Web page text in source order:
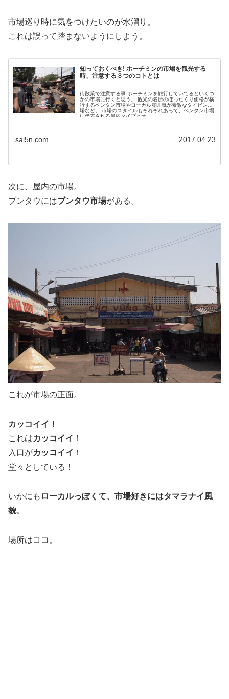
市場巡り時に気をつけたいのが水溜り。
これは誤って踏まないようにしよう。
知っておくべき! ホーチミンの市場を観光する
時、注意する３つのコトとは
街散策で注意する事 ホーチミンを旅行していてるといくつ
かの市場に行くと思う。 観光の名所のぼったくり価格が横
行するベンタン市場やローカル雰囲気が素敵なタイビン市
場など。 市場のスタイルもそれぞれあって、ベンタン市場
に代表される屋内タイプとオ...
sai5n.com 2017.04.23
次に、屋内の市場。
ブンタウにはブンタウ市場がある。
これが市場の正面。
カッコイイ！
これはカッコイイ ！
入口がカッコイイ ！
堂々としている！
いかにも ローカルっぽくて、市場好きにはタマラナイ風
貌。
場所はココ。